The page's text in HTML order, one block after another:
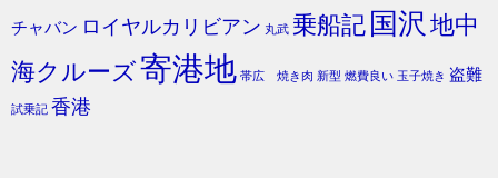
チャバン ロイヤルカリビアン 丸武 乗船記 国沢 地中
海クルーズ寄港地 帯広 焼き肉 新型 燃費良い 玉子焼き 盗難
試乗記 香港